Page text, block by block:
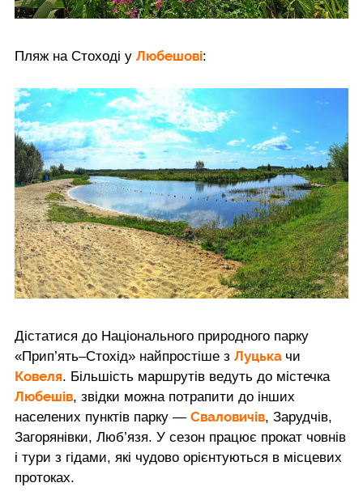
Пляж на Стоході у Любешові:
Дістатися до Національного природного парку
«Прип’ять–Стохід» найпростіше з Луцька чи
Ковеля. Більшість маршрутів ведуть до містечка
Любешів, звідки можна потрапити до інших
населених пунктів парку — Сваловичів, Зарудчів,
Загорянівки, Люб’язя. У сезон працює прокат човнів
і тури з гідами, які чудово орієнтуються в місцевих
протоках.